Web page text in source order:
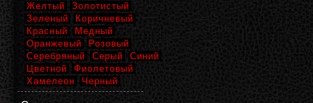
Желтый
Золотистый
Зеленый
Коричневый
Красный
Медный
Оранжевый
Розовый
Серебряный
Серый
Синий
Цветной
Фиолетовый
Хамелеон
Черный